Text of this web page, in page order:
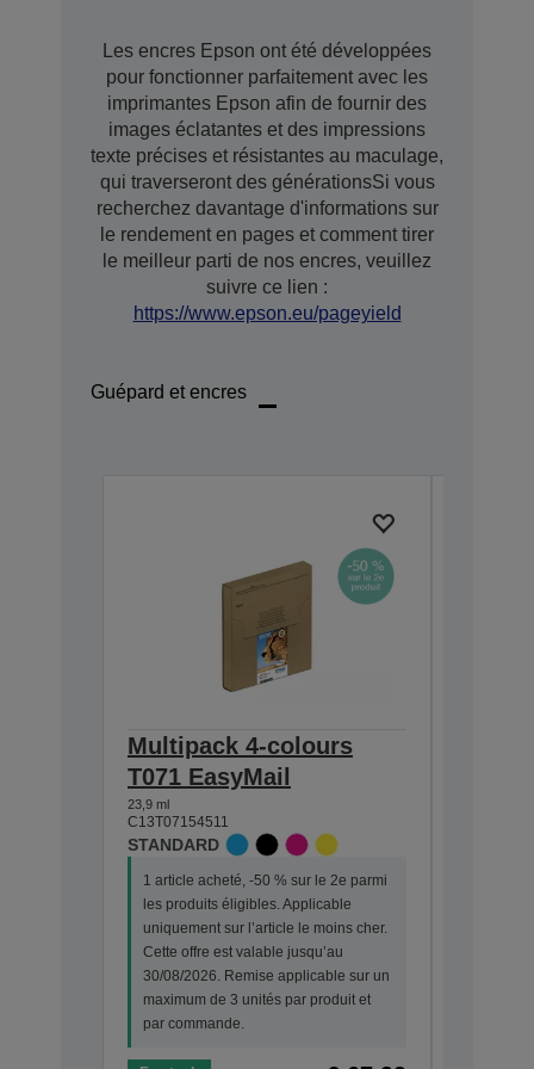
Les encres Epson ont été développées
pour fonctionner parfaitement avec les
imprimantes Epson afin de fournir des
images éclatantes et des impressions
texte précises et résistantes au maculage,
qui traverseront des générationsSi vous
recherchez davantage d'informations sur
le rendement en pages et comment tirer
le meilleur parti de nos encres, veuillez
suivre ce lien :
https://www.epson.eu/pageyield
Guépard et encres
Multipack 4-colours
T071 EasyMail
23,9 ml
C13T07154511
STANDARD
1 article acheté, -50 % sur le 2e parmi
les produits éligibles. Applicable
uniquement sur l’article le moins cher.
Cette offre est valable jusqu’au
30/08/2026. Remise applicable sur un
maximum de 3 unités par produit et
par commande.